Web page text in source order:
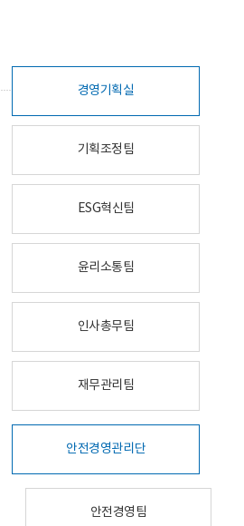
경영기획실
기획조정팀
ESG혁신팀
윤리소통팀
인사총무팀
재무관리팀
안전경영관리단
안전경영팀